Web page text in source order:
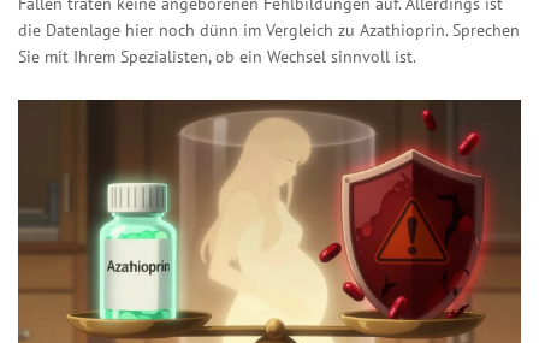
die Datenlage hier noch dünn im Vergleich zu Azathioprin. Sprechen
Sie mit Ihrem Spezialisten, ob ein Wechsel sinnvoll ist.